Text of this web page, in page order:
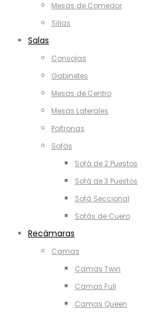
Mesas de Comedor
Sillas
Salas
Consolas
Gabinetes
Mesas de Centro
Mesas Laterales
Poltronas
Sofás
Sofá de 2 Puestos
Sofá de 3 Puestos
Sofá Seccional
Sofás de Cuero
Recámaras
Camas
Camas Twin
Camas Full
Camas Queen